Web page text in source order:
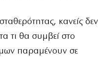
κανείς δεν
τι θα συμβεί στο
παραμένουν σε